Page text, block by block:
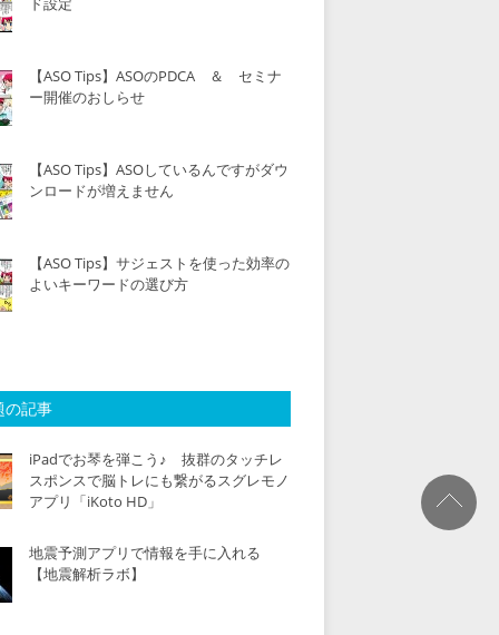
【ASO Tips】ASOのPDCA ＆ セミナ
ー開催のおしらせ
【ASO Tips】ASOしているんですがダウ
ンロードが増えません
【ASO Tips】サジェストを使った効率の
よいキーワードの選び方
の記事
iPadでお琴を弾こう♪ 抜群のタッチレ
スポンスで脳トレにも繋がるスグレモノ
アプリ「iKoto HD」
地震予測アプリで情報を手に入れる
【地震解析ラボ】